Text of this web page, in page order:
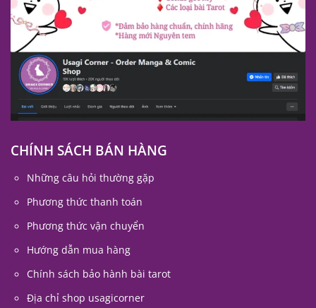
CHÍNH SÁCH BÁN HÀNG
Những câu hỏi thường gặp
Phương thức thanh toán
Phương thức vận chuyển
Hướng dẫn mua hàng
Chính sách bảo hành bài tarot
Địa chỉ shop usagicorner